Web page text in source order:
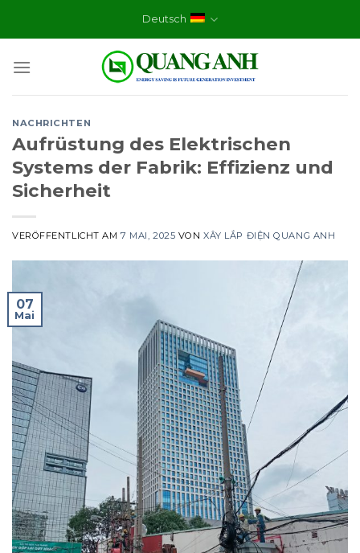
Deutsch
NACHRICHTEN
Aufrüstung des Elektrischen
Systems der Fabrik: Effizienz und
Sicherheit
VERÖFFENTLICHT AM7 MAI, 2025 VONXÂY LẮP ĐIỆN QUANG ANH
07
Mai